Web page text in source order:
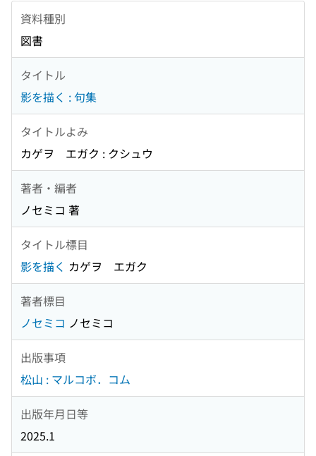
資料種別
図書
タイトル
影を描く : 句集
タイトルよみ
カゲヲ エガク : クシュウ
著者・編者
ノセミコ 著
タイトル標目
影を描く カゲヲ エガク
著者標目
ノセミコ ノセミコ
出版事項
松山 : マルコボ．コム
出版年月日等
2025.1